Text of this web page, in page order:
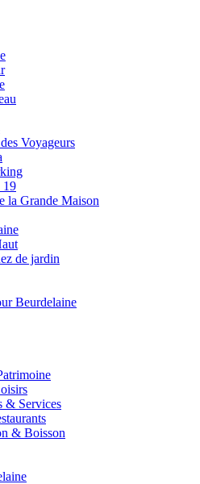
Voyageurs
19
la Grande Maison
de jardin
Beurdelaine
& Services
& Boisson